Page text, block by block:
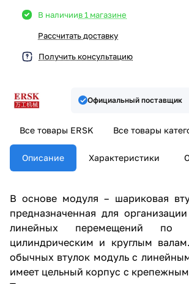
В наличиив 1 магазине
Рассчитать доставку
Получить консультацию
Официальный поставщик
Все товары ERSK Все товары
Описание Характеристики
В основе модуля – шариковая
предназначенная для
линейных перемещений по
цилиндрическим и круглым
обычных втулок модуль с
имеет цельный корпус с